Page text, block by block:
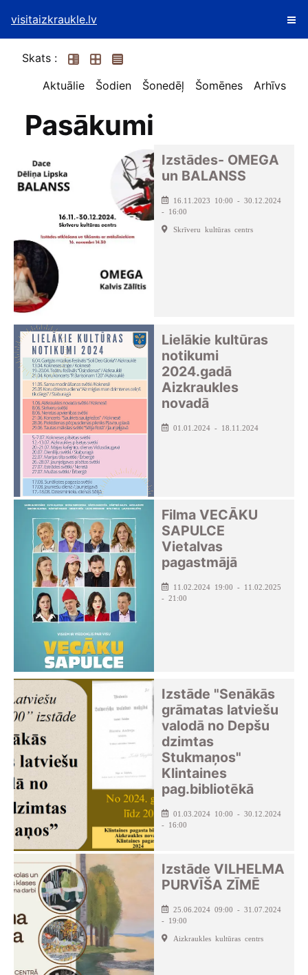
visitaizkraukle.lv
Skats :
Aktuālie
Šodien Šonedēļ Šomēnes Arhīvs
Pasākumi
Izstādes- OMEGA
un BALANSS
16.11.2023 10:00 - 30.12.2024
- 16:00
Skrīveru kultūras centrs
Lielākie kultūras
notikumi
2024.gadā
Aizkraukles
novadā
01.01.2024 - 18.11.2024
Filma VECĀKU
SAPULCE
Vietalvas
pagastmājā
11.02.2024 19:00 - 11.02.2025
- 21:00
Izstāde "Senākās
grāmatas latviešu
valodā no Depšu
dzimtas
Stukmaņos"
Klintaines
pag.bibliotēkā
01.03.2024 10:00 - 30.12.2024
- 16:00
Izstāde VILHELMA
PURVĪŠA ZĪMĒ
25.06.2024 09:00 - 31.07.2024
- 19:00
Aizkraukles kultūras centrs